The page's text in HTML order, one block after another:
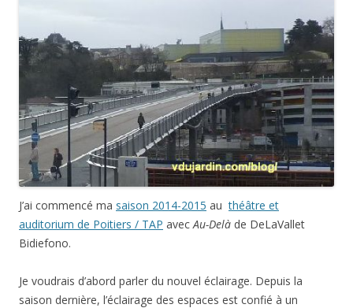
J’ai commencé ma saison 2014-2015 authéâtre et
auditorium de Poitiers / TAP avec Au-Delà de DeLaVallet
Bidiefono.
Je voudrais d’abord parler du nouvel éclairage. Depuis la
saison dernière, l’éclairage des espaces est confié à un